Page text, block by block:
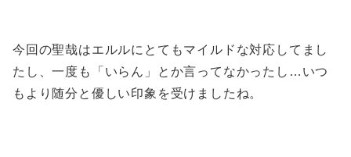
今回の聖哉はエルルにとてもマイルドな対応してまし
たし、一度も「いらん」とか言ってなかったし…いつ
もより随分と優しい印象を受けましたね。